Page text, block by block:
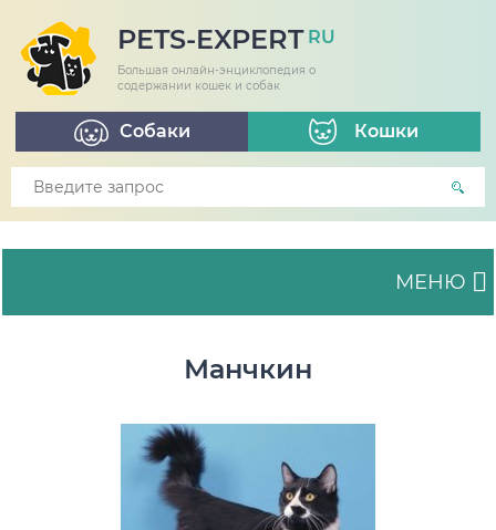
PETS-EXPERT RU
Большая онлайн-энциклопедия о
содержании кошек и собак
Собаки Кошки
МЕНЮ
Манчкин